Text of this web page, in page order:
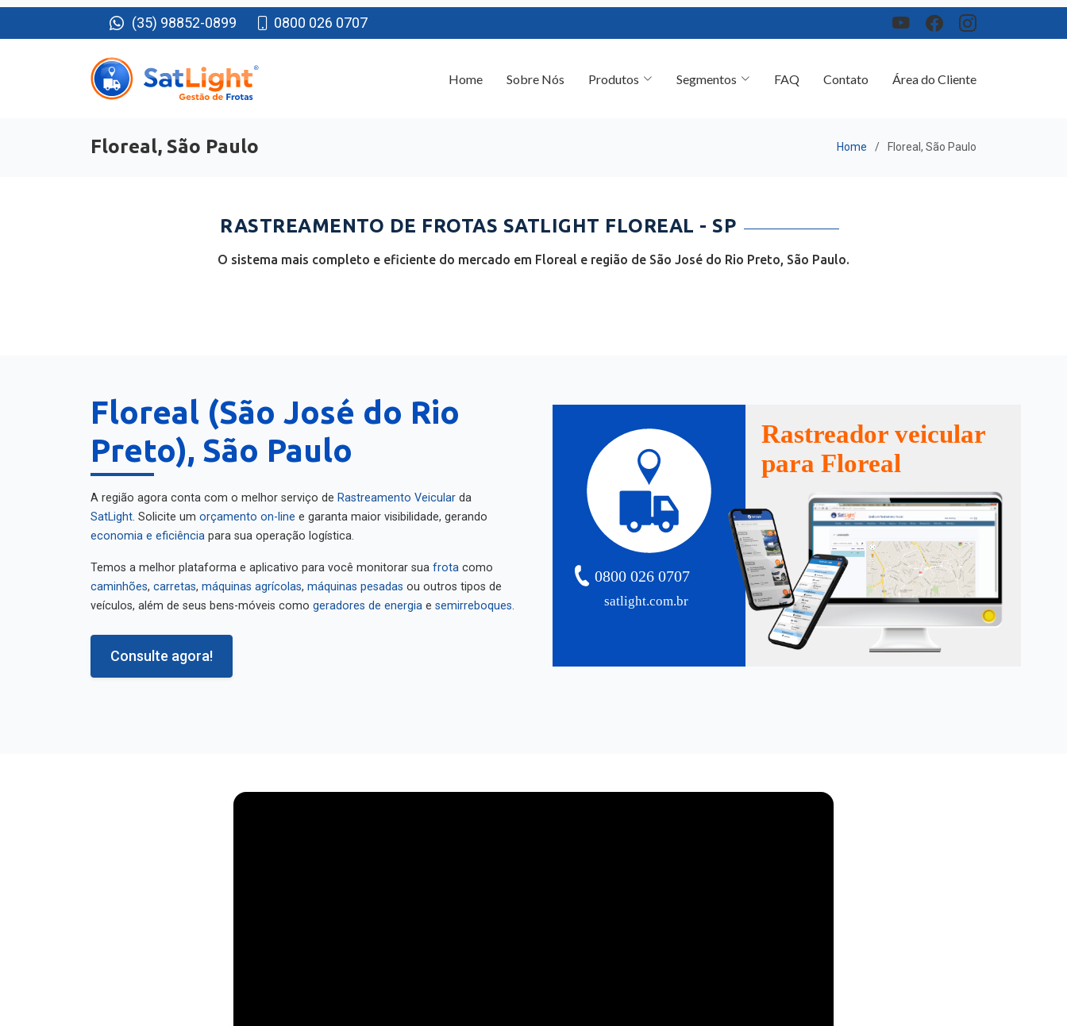
(35) 98852-0899 0800 026 0707
Área do Cliente
Floreal, São Paulo Home Floreal, São Paulo
RASTREAMENTO DE FROTAS SATLIGHT FLOREAL - SP
O sistema mais completo e eficiente do mercado em Floreal e região de São José do Rio Preto, São Paulo.
Floreal (São José do Rio
Preto), São Paulo
A região agora conta com o melhor serviço de Rastreamento Veicular da
SatLight . Solicite um orçamento on-line e garanta maior visibilidade, gerando
economia e eficiência para sua operação logística.
Temos a melhor plataforma e aplicativo para você monitorar sua frota como
caminhões carretas máquinas agrícolas máquinas pesadas ou outros tipos de
veículos, além de seus bens-móveis como geradores de energia e semirreboques
Consulte agora!
satlight.com.br
0800 026 0707
Rastreador veicular
para Floreal